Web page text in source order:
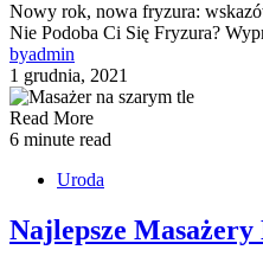
Nowy rok, nowa fryzura:
Nie Podoba Ci Się Fryzura?
byadmin
1 grudnia, 2021
Read More
6 minute read
Uroda
Najlepsze Masażery